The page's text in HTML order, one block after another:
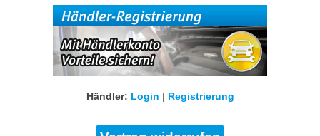
Händler: Login | Registrierung